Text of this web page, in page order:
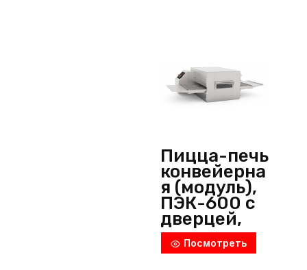
Пицца-печь
конвейерна
я (модуль),
ПЭК-600 с
дверцей,
Abat
(Россия)
Посмотреть